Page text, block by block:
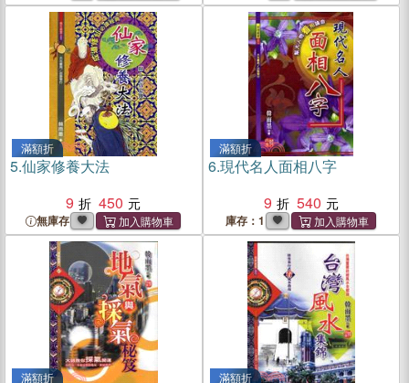
滿額折
5.仙家修養大法
9
450
無庫存
滿額折
6.現代名人面相八字
9
540
庫存：1
滿額折 滿額折